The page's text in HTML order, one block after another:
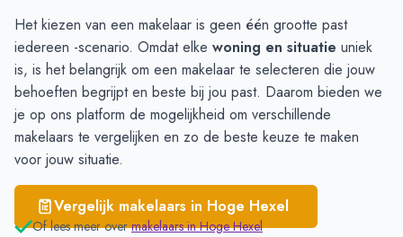
Het kiezen van een makelaar is geen één grootte past
iedereen -scenario. Omdat elke woning en situatie uniek
is, is het belangrijk om een makelaar te selecteren die jouw
behoeften begrijpt en beste bij jou past. Daarom bieden we
je op ons platform de mogelijkheid om verschillende
makelaars te vergelijken en zo de beste keuze te maken
voor jouw situatie.
Vergelijk makelaars in Hoge Hexel
Of lees meer over makelaars inHoge Hexel